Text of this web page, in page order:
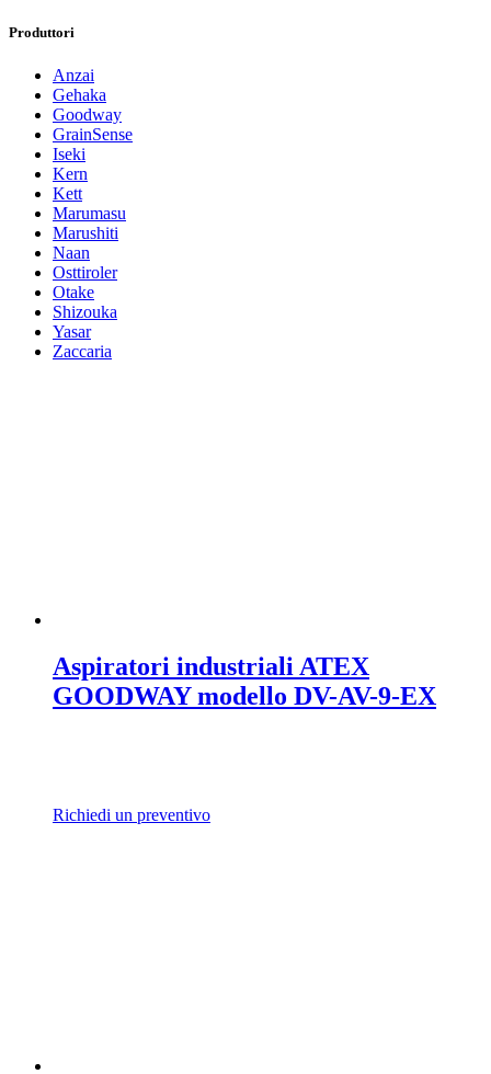
Produttori
Anzai
Gehaka
Goodway
GrainSense
Iseki
Kern
Kett
Marumasu
Marushiti
Naan
Osttiroler
Otake
Shizouka
Yasar
Zaccaria
Aspiratori industriali ATEX
GOODWAY modello DV-AV-9-EX
Richiedi un preventivo